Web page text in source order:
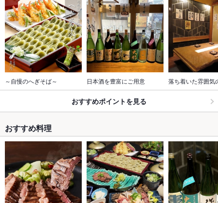
～自慢のへぎそば～ 日本酒を豊富にご用意 落ち着いた雰囲気
おすすめポイントを見る
おすすめ料理